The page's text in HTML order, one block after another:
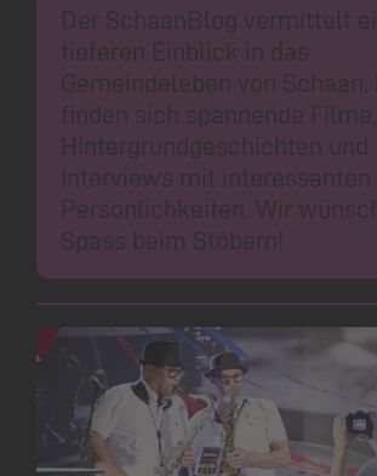
Der SchaanBlog vermittelt
tieferen Einblick in das
Gemeindeleben von Schaan.
finden sich spannende Filme,
Hintergrundgeschichten und
Interviews mit interessanten
Persönlichkeiten. Wir
Spass beim Stöbern!